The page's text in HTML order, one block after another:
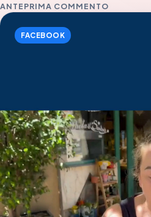
ANTEPRIMA COMMENTO
FACEBOOK